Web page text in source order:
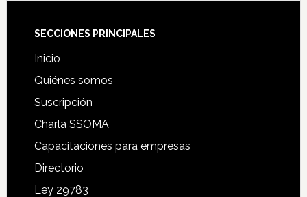
Footer
SECCIONES PRINCIPALES
Inicio
Quiénes somos
Suscripción
Charla SSOMA
Capacitaciones para empresas
Directorio
Ley 29783